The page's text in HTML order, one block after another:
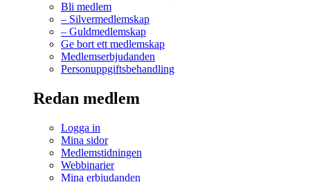
Bli medlem
– Silvermedlemskap
– Guldmedlemskap
Ge bort ett medlemskap
Medlemserbjudanden
Personuppgiftsbehandling
Redan medlem
Logga in
Mina sidor
Medlemstidningen
Webbinarier
Mina erbjudanden